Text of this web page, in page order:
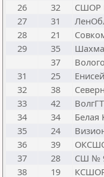
26
32
СШОР
27
31
28
21
29
35
37
31
25
32
38
33
42
34
34
Белая
35
24
36
39
37
28
СШ №
38
19
КСШОР